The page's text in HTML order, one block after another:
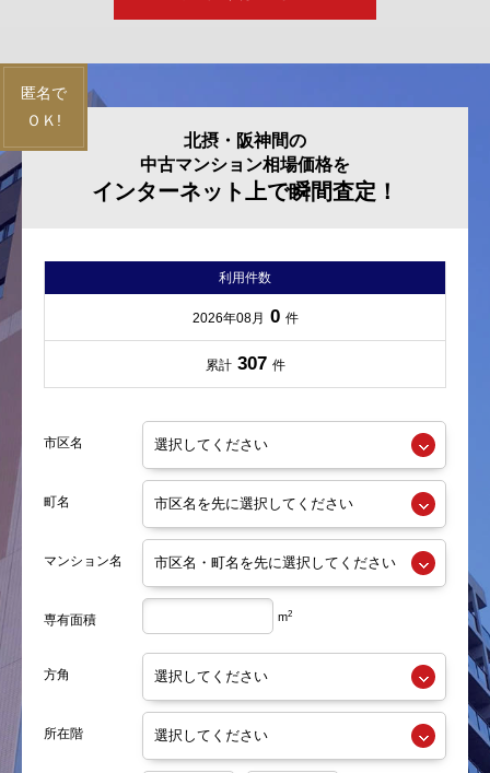
北摂・阪神間の
中古マンション相場価格を
インターネット上で瞬間査定！
利用件数
2026年08月 0 件
累計 307 件
市区名
町名
マンション名
専有面積 m2
方角
所在階